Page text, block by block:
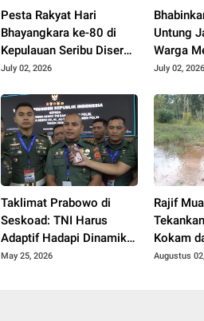
Pesta Rakyat Hari
Bhayangkara ke-80 di
Kepulauan Seribu Diserbu
Warga, Reskrimum Polda
Kepulauan Seribu Hadir
Berbagi Kebahagiaan
July 02, 2026
Untung
Warga
The
July 02, 2026
Taklimat Prabowo di
Seskoad: TNI Harus
Adaptif Hadapi Dinamika
Geopolitik Global
May 25, 2026
Rajif
Kokam
Nasional
Augustus